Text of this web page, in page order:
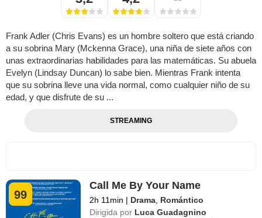
Frank Adler (Chris Evans) es un hombre soltero que está criando
a su sobrina Mary (Mckenna Grace), una niña de siete años con
unas extraordinarias habilidades para las matemáticas. Su abuela
Evelyn (Lindsay Duncan) lo sabe bien. Mientras Frank intenta
que su sobrina lleve una vida normal, como cualquier niño de su
edad, y que disfrute de su ...
STREAMING
99
Call Me By Your Name
2h 11min | Drama Romántico
Dirigida por Luca Guadagnino